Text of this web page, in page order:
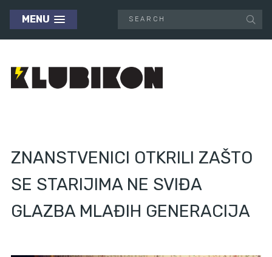
MENU
ZNANSTVENICI OTKRILI ZAŠTO
SE STARIJIMA NE SVIĐA
GLAZBA MLAĐIH GENERACIJA